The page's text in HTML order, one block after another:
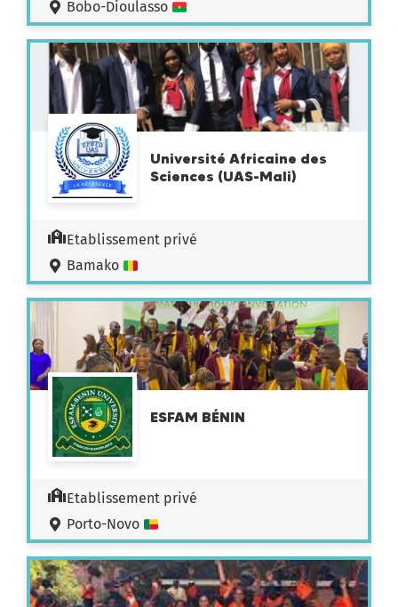
Bobo-Dioulasso
Université Africaine des
Sciences (UAS-Mali)
Etablissement privé
Bamako
ESFAM BÉNIN
Etablissement privé
Porto-Novo